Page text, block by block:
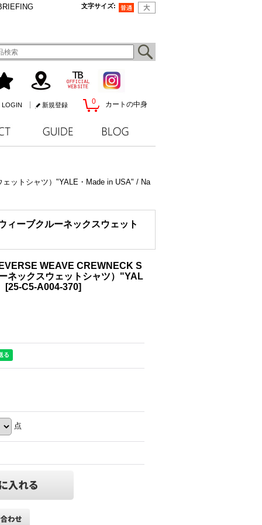
文字サイズ:
0 カートの中身
LOGIN 新規登録
ットシャツ）"YALE・Made in USA" / Na
ーブクルーネックスウェット
WEAVE CREWNECK S
ネックスウェットシャツ）"YAL
[25-C5-A004-370]
点